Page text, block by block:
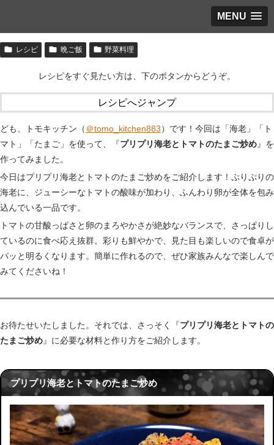
MENU
レシピ 晩ご飯 野菜料理
レシピをすぐ見たい方は、下のボタンからどうぞ。
レシピへジャンプ
ども、トモキッチン（ ＠tomo_kitchen883）です！今回は「海老」「ト
マト」「たまご」を使って、『プリプリ海老とトマトのたまご炒め』を
作ってみました。
今日はプリプリ海老とトマトのたまご炒めをご紹介します！ぷりぷりの
海老に、ジューシーなトマトの酸味が加わり、ふんわり卵が全体を包み
込んでいる一品です。
トマトの甘酸っぱさと卵のまろやかさが絶妙なバランスで、さっぱりし
ているのに食べ応え抜群。彩りも鮮やかで、見た目も楽しいので食卓が
パッと明るくなります。簡単に作れるので、ぜひ家族みんなで楽しんで
みてくださいね！
お待たせいたしました。それでは、さっそく『プリプリ海老とトマトの
たまご炒め』に必要な材料と作り方をご紹介します。
プリプリ海老とトマトのたまご炒め